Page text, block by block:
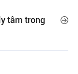
tâm trong
